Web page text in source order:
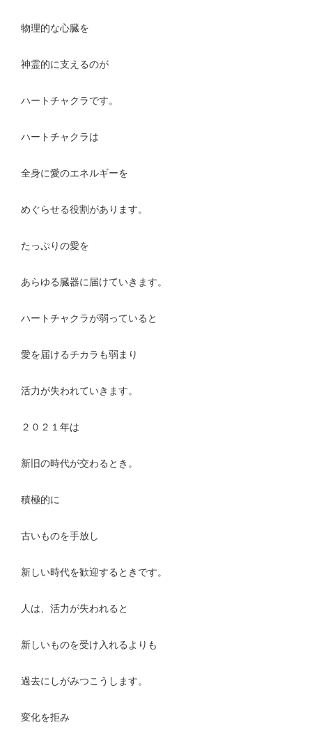
物理的な心臓を
神霊的に支えるのが
ハートチャクラです。
ハートチャクラは
全身に愛のエネルギーを
めぐらせる役割があります。
たっぷりの愛を
あらゆる臓器に届けていきます。
ハートチャクラが弱っていると
愛を届けるチカラも弱まり
活力が失われていきます。
２０２１年は
新旧の時代が交わるとき。
積極的に
古いものを手放し
新しい時代を歓迎するときです。
人は、活力が失われると
新しいものを受け入れるよりも
過去にしがみつこうします。
変化を拒み